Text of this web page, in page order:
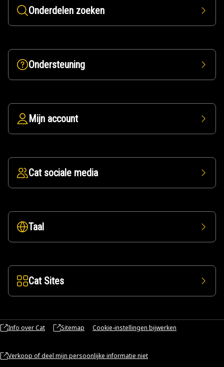
Onderdelen zoeken
Ondersteuning
Mijn account
Cat sociale media
Taal
Cat Sites
Info over Cat Sitemap Cookie-instellingen bijwerken
Verkoop of deel mijn persoonlijke informatie niet